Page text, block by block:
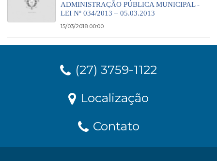
ADMINISTRAÇÃO PÚBLICA MUNICIPAL -
LEI Nº 034/2013 – 05.03.2013
15/03/2018 00:00
(27) 3759-1122
Localização
Contato